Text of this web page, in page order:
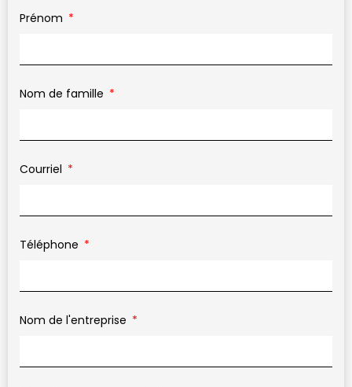
Prénom
Nom de famille
Courriel
Téléphone
Nom de l'entreprise